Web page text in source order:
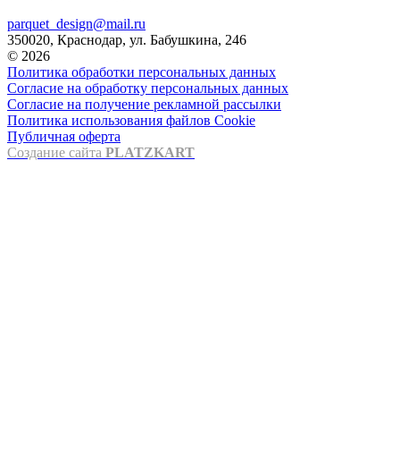
parquet_design@mail.ru
350020, Краснодар, ул. Бабушкина, 246
© 2026
Политика обработки персональных данных
Согласие на обработку персональных данных
Согласие на получение рекламной рассылки
Политика использования файлов Cookie
Публичная оферта
Создание сайта PLATZKART